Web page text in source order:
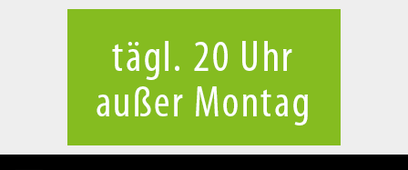
Cookies management panel